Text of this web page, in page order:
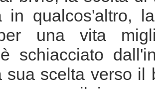
in qualcos'altro,
una vita
schiacciato
sua scelta verso il